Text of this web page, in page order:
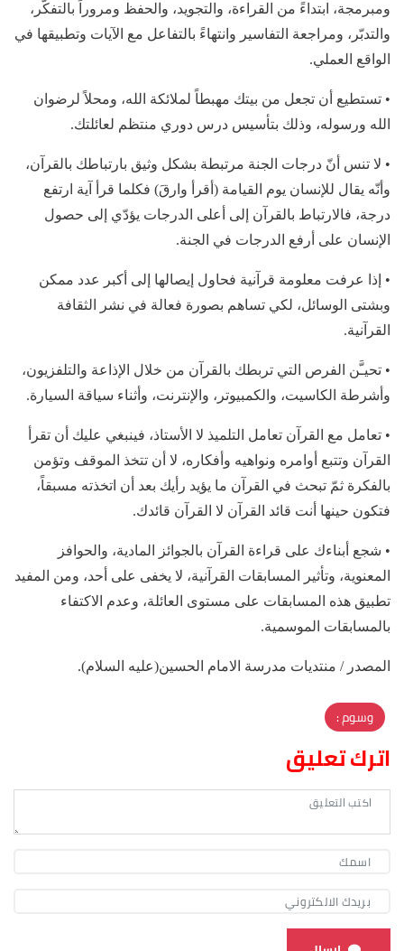
ومبرمجة، ابتداءً من القراءة، والتجويد، والحفظ ومروراً بالتفكّر،
والتدبّر، ومراجعة التفاسير وانتهاءً بالتفاعل مع الآيات وتطبيقها في
الواقع العملي.
• تستطيع أن تجعل من بيتك مهبطاً لملائكة الله، ومحلاً لرضوان
الله ورسوله، وذلك بتأسيس درس دوري منتظم لعائلتك.
• لا تنس أنّ درجات الجنة مرتبطة بشكل وثيق بارتباطك بالقرآن،
وأنّه يقال للإنسان يوم القيامة (أقرأ وارقَ) فكلما قرأ آية ارتفع
درجة، فالارتباط بالقرآن إلى أعلى الدرجات يؤدّي إلى حصول
الإنسان على أرفع الدرجات في الجنة.
• إذا عرفت معلومة قرآنية فحاول إيصالها إلى أكبر عدد ممكن
وبشتى الوسائل، لكي تساهم بصورة فعالة في نشر الثقافة
القرآنية.
• تحيـَّن الفرص التي تربطك بالقرآن من خلال الإذاعة والتلفزيون،
وأشرطة الكاسيت، والكمبيوتر، والإنترنت، وأثناء سياقة السيارة.
• تعامل مع القرآن تعامل التلميذ لا الأستاذ، فينبغي عليك أن تقرأ
القرآن وتتبع أوامره ونواهيه وأفكاره، لا أن تتخذ الموقف وتؤمن
بالفكرة ثمّ تبحث في القرآن ما يؤيد رأيك بعد أن اتخذته مسبقاً،
فتكون حينها أنت قائد القرآن لا القرآن قائدك.
• شجع أبناءك على قراءة القرآن بالجوائز المادية، والحوافز
المعنوية، وتأثير المسابقات القرآنية، لا يخفى على أحد، ومن المفيد
تطبيق هذه المسابقات على مستوى العائلة، وعدم الاكتفاء
بالمسابقات الموسمية.
المصدر / منتديات مدرسة الامام الحسين(عليه السلام).
وسوم :
اترك تعليق